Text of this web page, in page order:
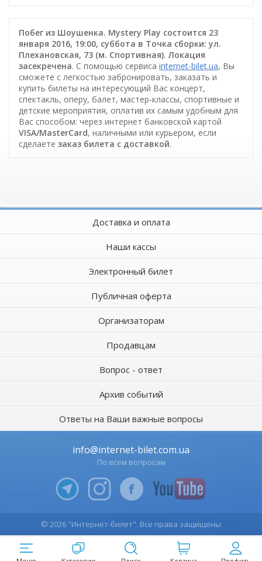
Побег из Шоушенка. Mystery Play состоится 23
января 2016, 19:00, суббота в Точка сборки: ул.
Плехановская, 73 (м. Спортивная). Локация
засекречена. С помощью сервиса internet-bilet.ua, Вы
сможете с легкостью забронировать, заказать и
купить билеты на интересующий Вас концерт,
спектакль, оперу, балет, мастер-классы, спортивные и
детские мероприятия, оплатив их самым удобным для
Вас способом: через интернет банковской картой
VISA/MasterCard, наличными или курьером, если
сделаете заказ билета c доставкой.
Доставка и оплата
Наши кассы
Электронный билет
Публичная оферта
Организаторам
Продавцам
Вопрос - ответ
Архив событий
Ответы на Ваши важные вопросы
info@internet-bilet.com.ua
По всем вопросам
© 2026 "Интернет-билет". Все права защищены